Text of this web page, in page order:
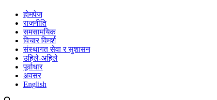
होमपेज
राजनीति
समसामयिक
विचार विमर्श
संस्थागत सेवा र सुशासन
उहिले-अहिले
पूर्वाधार
अवसर
English